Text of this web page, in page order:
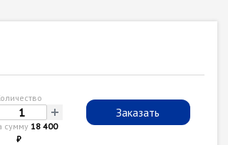
+
сумму 18 400
₽
Заказать